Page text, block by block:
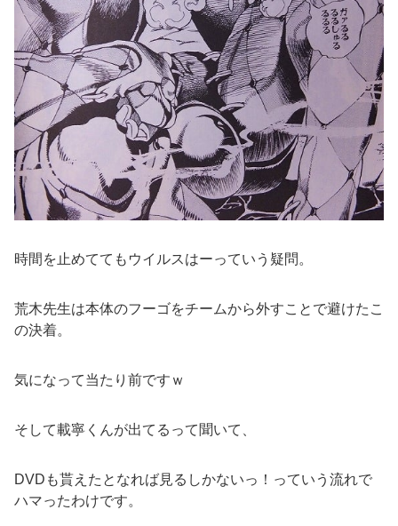
時間を止めててもウイルスはーっていう疑問。
荒木先生は本体のフーゴをチームから外すことで避けたこ
の決着。
気になって当たり前ですｗ
そして載寧くんが出てるって聞いて、
DVDも貰えたとなれば見るしかないっ！っていう流れで
ハマったわけです。